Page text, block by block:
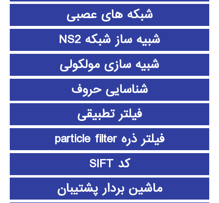
شبکه های عصبی
شبیه ساز شبکه NS2
شبیه سازی مولکولی
شناسایی حروف
فیلتر تطبیقی
فیلتر ذره particle filter
کد SIFT
ماشین بردار پشتیبان